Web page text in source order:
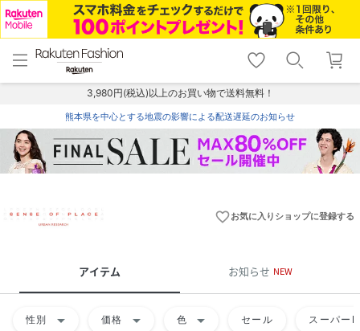
menu home
トップ
shopping_cart lock_outline
ログイン
3,980円(税込)以上のお買い物で送料無料！
熊本県を中心とする地震の影響による配送遅延のお知らせ
favorite_borderお気に入りショップに登録する
アイテム お知らせ NEW
性別 arrow_drop_down 価格 arrow_drop_down 色 arrow_drop_down セール スーパー